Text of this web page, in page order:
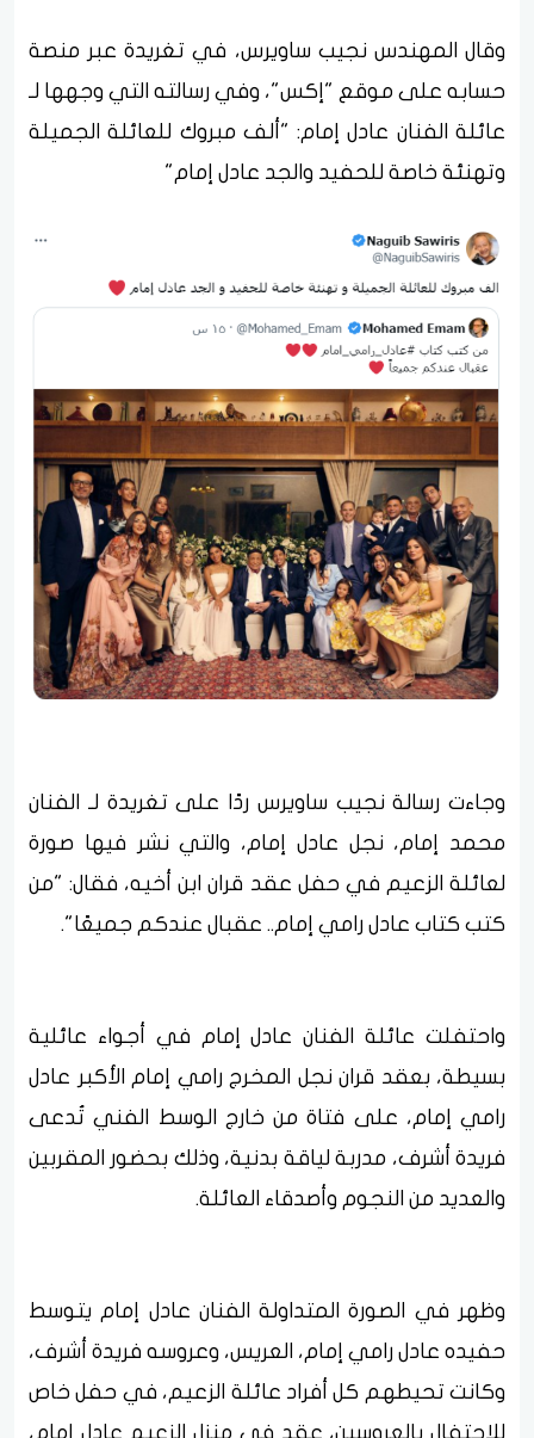
وقال المهندس نجيب ساويرس، في تغريدة عبر منصة
حسابه على موقع "إكس"، وفي رسالته التي وجهها لـ
عائلة الفنان عادل إمام: "ألف مبروك للعائلة الجميلة
وتهنئة خاصة للحفيد والجد عادل إمام"
وجاءت رسالة نجيب ساويرس ردًا على تغريدة لـ الفنان
محمد إمام، نجل عادل إمام، والتي نشر فيها صورة
لعائلة الزعيم في حفل عقد قران ابن أخيه، فقال: "من
كتب كتاب عادل رامي إمام.. عقبال عندكم جميعًا".
واحتفلت عائلة الفنان عادل إمام في أجواء عائلية
بسيطة، بعقد قران نجل المخرج رامي إمام الأكبر عادل
رامي إمام، على فتاة من خارج الوسط الفني تُدعى
فريدة أشرف، مدربة لياقة بدنية، وذلك بحضور المقربين
والعديد من النجوم وأصدقاء العائلة.
وظهر في الصورة المتداولة الفنان عادل إمام يتوسط
حفيده عادل رامي إمام، العريس، وعروسه فريدة أشرف،
وكانت تحيطهم كل أفراد عائلة الزعيم، في حفل خاص
للاحتفال بالعروسين، عقد في منزل الزعيم عادل إمام،